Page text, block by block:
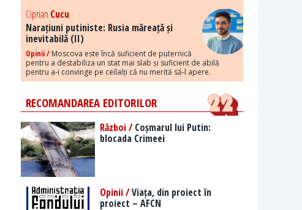
Ciprian Cucu
Narațiuni putiniste: Rusia măreață și
inevitabilă (II)
Opinii / Moscova este încă suficient de puternică
pentru a destabiliza un stat mai slab și suficient de abilă
pentru a-i convinge pe ceilalți că nu merită să-l apere.
RECOMANDAREA EDITORILOR
Război /Coșmarul lui Putin:
blocada Crimeei
Opinii /Viața, din proiect în
proiect – AFCN